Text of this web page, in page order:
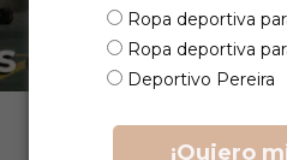
Ropa deportiva
Ropa deportiva
Deportivo Pereira
¡Quiero